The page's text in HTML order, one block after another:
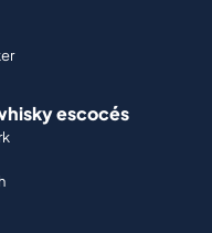
escocés